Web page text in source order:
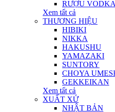
RƯỢU
Xem tất cả
THƯƠNG HIỆU
HIBIKI
NIKKA
HAKUSHU
YAMAZAKI
SUNTORY
CHOYA
GEKKEIKAN
Xem tất cả
XUẤT XỨ
NHẬT BẢN